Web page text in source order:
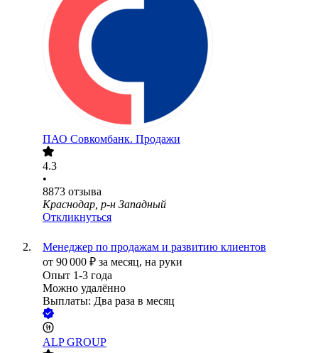
ПАО Совкомбанк. Продажи
4.3
•
8873 отзыва
Краснодар, р-н Западный
Откликнуться
Менеджер по продажам и развитию клиентов
от 90 000 ₽ за месяц, на руки
Опыт 1-3 года
Можно удалённо
Выплаты: Два раза в месяц
ALP GROUP